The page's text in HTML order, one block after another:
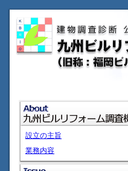
設立の主旨
業務内容